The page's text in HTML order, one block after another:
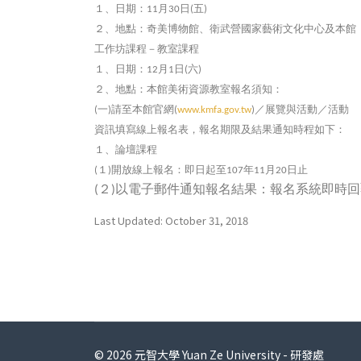
１、日期： 11 月 30日 (五)
２、地點：奇美博物館、衛武營國家藝術文化中心及本館
工作坊課程－教室課程
１、日期： 12 月 1 日 (六)
２、地點：本館美術資源教室報名須知：
(一)請至本館官網(www.kmfa.gov.tw) ／展覽與活動／活動
資訊填寫線上報名表，報名期限及結果通知時程如下：
１、論壇課程
( １ )開放線上報名：即日起至107年11 月 20日止
( ２ )以電子郵件通知報名結果：報名系統即時
Last Updated: October 31, 2018
© 2026 元智大學 Yuan Ze University - 研發處